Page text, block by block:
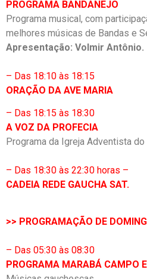
PROGRAMA BANDANEJO
Programa musical, com
melhores músicas de Bandas e
Apresentação: Volmir Antônio.
– Das 18:10 às 18:15
ORAÇÃO DA AVE MARIA
– Das 18:15 às 18:30
A VOZ DA PROFECIA
Programa da Igreja Adventista do
– Das 18:30 às 22:30 horas –
CADEIA REDE GAUCHA SAT.
>> PROGRAMAÇÃO DE
– Das 05:30 às 08:30
PROGRAMA MARABÁ CAMPO